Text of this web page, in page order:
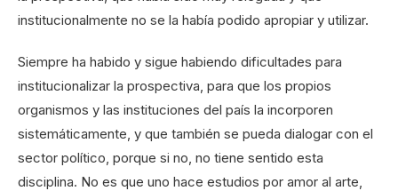
institucionalmente no se la había podido apropiar y utilizar.
Siempre ha habido y sigue habiendo dificultades para
institucionalizar la prospectiva, para que los propios
organismos y las instituciones del país la incorporen
sistemáticamente, y que también se pueda dialogar con el
sector político, porque si no, no tiene sentido esta
disciplina. No es que uno hace estudios por amor al arte,